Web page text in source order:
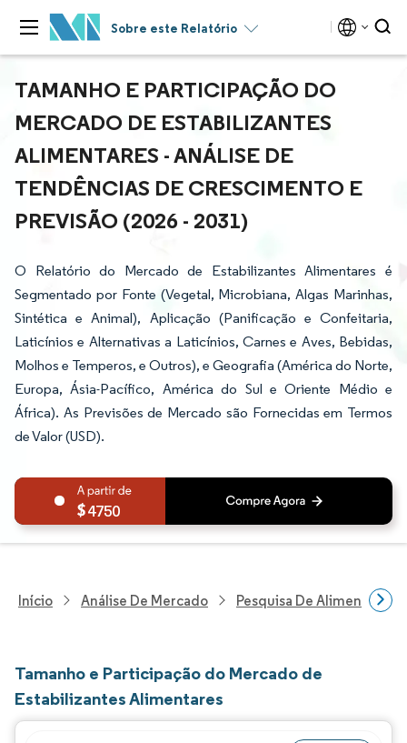
Sobre este Relatório
TAMANHO E PARTICIPAÇÃO DO
MERCADO DE ESTABILIZANTES
ALIMENTARES - ANÁLISE DE
TENDÊNCIAS DE CRESCIMENTO E
PREVISÃO (2026 - 2031)
O Relatório do Mercado de Estabilizantes Alimentares é
Segmentado por Fonte (Vegetal, Microbiana, Algas Marinhas,
Sintética e Animal), Aplicação (Panificação e Confeitaria,
Laticínios e Alternativas a Laticínios, Carnes e Aves, Bebidas,
Molhos e Temperos, e Outros), e Geografia (América do Norte,
Europa, Ásia-Pacífico, América do Sul e Oriente Médio e
África). As Previsões de Mercado são Fornecidas em Termos
de Valor (USD).
4750
Início Análise De Mercado Pesquisa De Alimentos E
Tamanho e Participação do Mercado de
Estabilizantes Alimentares